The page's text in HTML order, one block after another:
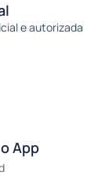
App
e autorizada